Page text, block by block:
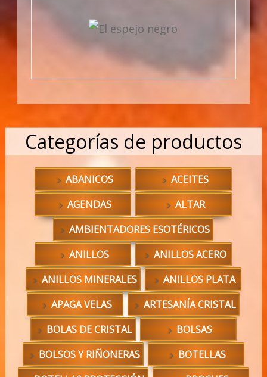
Categorías de productos
ABANICOS
ACEITES
AGENDAS
ALTAR
AMBIENTADORES ESOTÉRICOS
ANILLOS
ANILLOS ACERO
ANILLOS MINERALES
ANILLOS PLATA
APAGA VELAS
ARTESANÍA CRISTAL
BOLAS DE CRISTAL
BOLSAS
BOLSOS Y RIÑONERAS
BOTELLAS